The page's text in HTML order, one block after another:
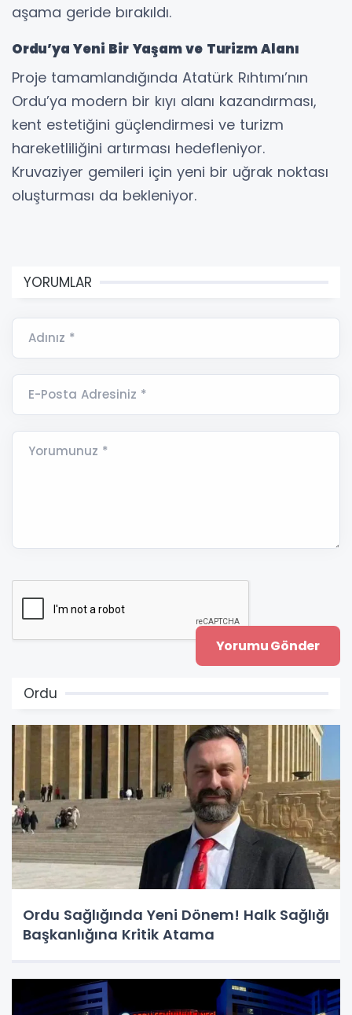
aşama geride bırakıldı.
Ordu’ya Yeni Bir Yaşam ve Turizm Alanı
Proje tamamlandığında Atatürk Rıhtımı’nın
Ordu’ya modern bir kıyı alanı kazandırması,
kent estetiğini güçlendirmesi ve turizm
hareketliliğini artırması hedefleniyor.
Kruvaziyer gemileri için yeni bir uğrak noktası
oluşturması da bekleniyor.
YORUMLAR
Adınız *
E-Posta Adresiniz *
Yorumunuz *
Ordu
Ordu Sağlığında Yeni Dönem! Halk Sağlığı
Başkanlığına Kritik Atama